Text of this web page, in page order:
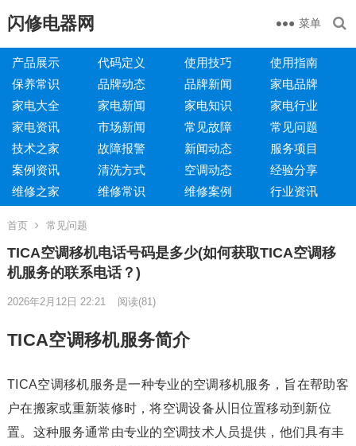
闪修电器网 菜单
产品展示 代码定义 使用技巧
使用指南
保养常识
品牌动态 品牌新闻
家电品牌
家电大全
家电新闻 家电知识
家电行业
家电资讯
市场新闻 常见故障
常见问题
技术之家
故障报警 新闻动态
服务项目
案例资讯
清洗方式 空调动态
经验分享
维修之家
维修常识 维修案例 行业资讯
首页 常见问题
TICA空调移机电话号码是多少(如何获取TICA空调移
机服务的联系电话？)
2026年2月12日 22:21 阅读(81)
TICA空调移机服务简介
TICA空调移机服务是一种专业的空调移机服务，旨在帮助客
户在搬家或重新装修时，将空调设备从旧位置移动到新位
置。这种服务通常由专业的空调技术人员提供，他们具有丰